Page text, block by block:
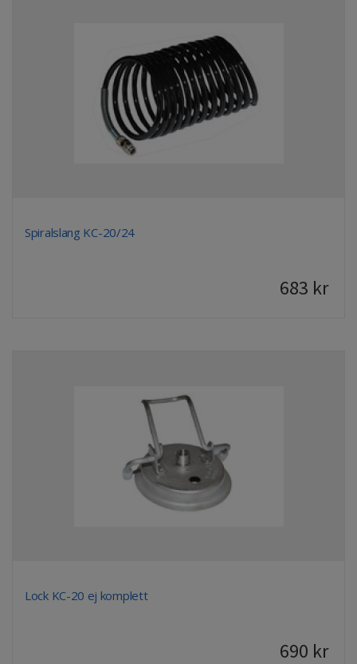
Spiralslang KC-20/24
683 kr
Lock KC-20 ej komplett
690 kr